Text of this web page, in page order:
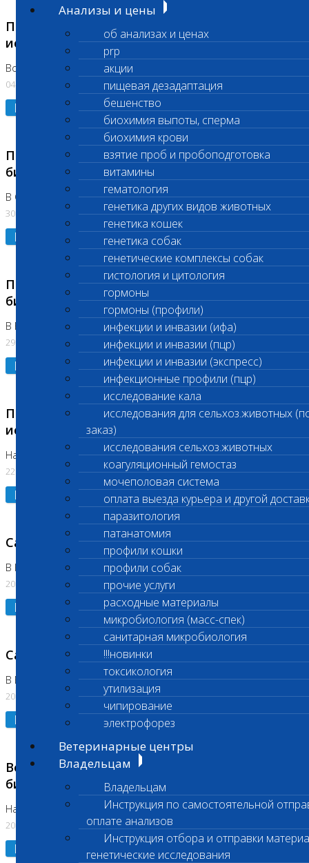
Анализы и цены
об анализах и ценах
prp
акции
пищевая дезадаптация
бешенство
биохимия выпоты, сперма
биохимия крови
взятие проб и пробоподготовка
витамины
гематология
генетика других видов животных
генетика кошек
генетика собак
генетические комплексы собак
гистология и цитология
гормоны
гормоны (профили)
инфекции и инвазии (ифа)
инфекции и инвазии (пцр)
инфекции и инвазии (экспресс)
инфекционные профили (пцр)
исследование кала
исследования для сельхоз.животных
заказ)
исследования сельхоз.животных
коагуляционный гемостаз
мочеполовая система
оплата выезда курьера и другой
паразитология
патанатомия
профили кошки
профили собак
прочие услуги
расходные материалы
микробиология (масс-спек)
санитарная микробиология
!!!новинки
токсикология
утилизация
чипирование
электрофорез
Ветеринарные центры
Владельцам
Владельцам
Инструкция по самостоятельной
оплате анализов
Инструкция отбора и отправки
генетические исследования
Приостановка срочных биохимических
исследований
Во Владыкино
04.08.2026
Подробнее
Приостановлено выполнение срочных
биохимических исследований
В Сколково. Код (123,309,310)
30.07.2026
Подробнее
Приостановлено выполнение срочных
биохимических исследований
В Бутово 29.07.26
29.07.2026
Подробнее
Приостановлено выполнение биохимических
исследований
На Нагорной. Код ( 123,310,309)
22.07.2026
Подробнее
Санитарные дни
В Коломне 24.07.2026 и 28.07.2026
20.07.2026
Подробнее
Санитарный день
В Бутово 21.07.2026
20.07.2026
Подробнее
Возобновлено выполнение срочных
биохимических исследований
На Нагорной
20.07.2026
Подробнее